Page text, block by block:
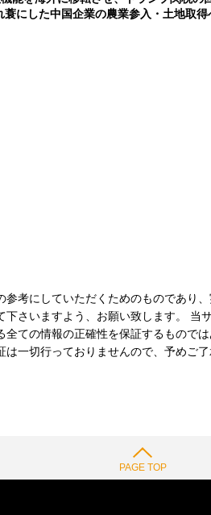
蓑にした中国企業の農業参入・土地取得
考にしていただくためのものであり
さいますよう、お願い致します。 当
ての情報の正確性を保証するものでは
一切行っておりませんので、予めご了
PAGE TOP